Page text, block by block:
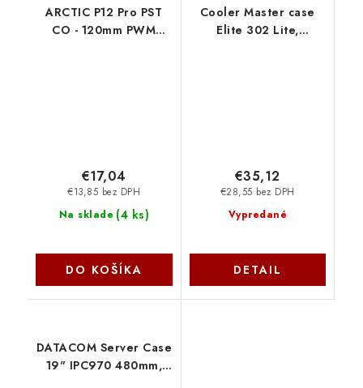
ARCTIC P12 Pro PST
CO - 120mm PWM
Na sklade (4 ks)
€13,85 bez DPH
€17,04
DO KOŠÍKA
Cooler Master case
Elite 302 Lite,
Vypredané
€28,55 bez DPH
€35,12
DETAIL
DATACOM Server Case
19" IPC970 480mm,